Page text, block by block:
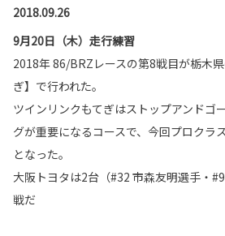
2018.09.26
9月20日（木）走行練習
2018年 86/BRZレースの第8戦目が栃木
ぎ】で行われた。
ツインリンクもてぎはストップアンドゴ
グが重要になるコースで、今回プロクラ
となった。
大阪トヨタは2台（#32 市森友明選手・
戦だ